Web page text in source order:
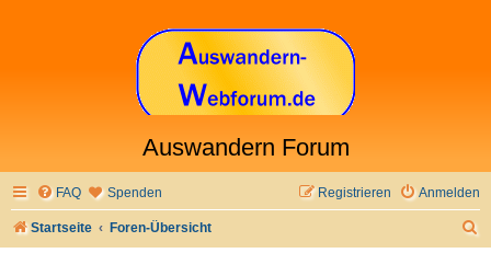
Auswandern Forum
FAQ Spenden Anmelden
Registrieren
Startseite Foren-Übersicht